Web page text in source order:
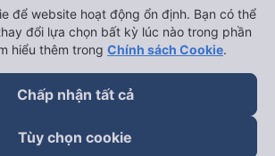
để website hoạt động ổn định. Bạn có thể
đổi lựa chọn bất kỳ lúc nào trong phần
hiểu thêm trong Chính sách Cookie.
Chấp nhận tất cả
Tùy chọn cookie